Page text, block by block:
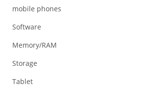
mobile phones
Software
Memory/RAM
Storage
Tablet